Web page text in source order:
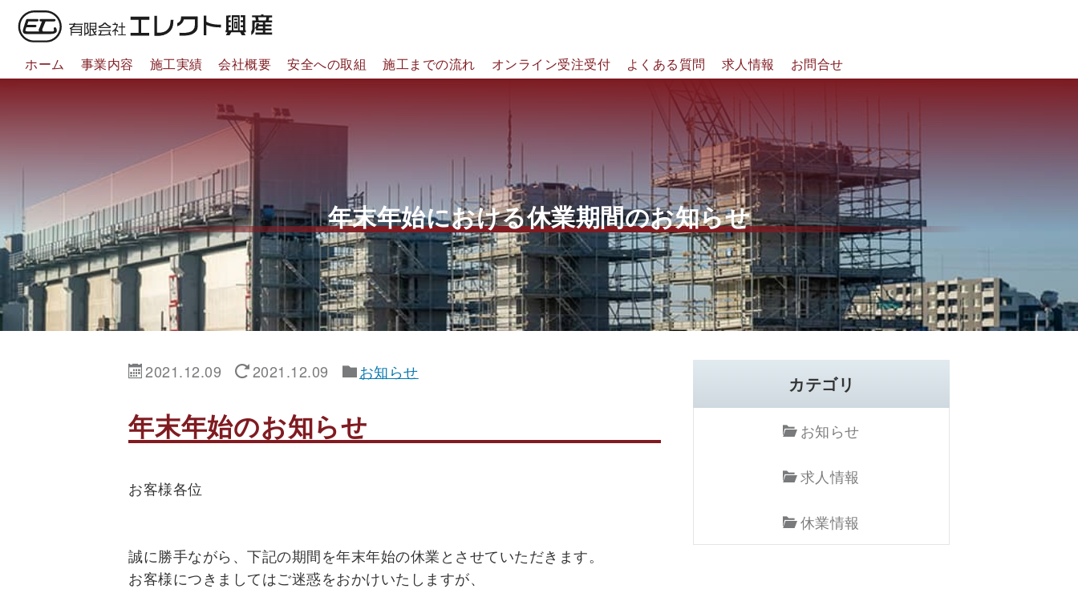
ホーム 事業内容 施工実績 会社概要 安全への取組 施工までの流れ オンライン受注受付 よくある質問 求人情報 お問合せ
年末年始における休業期間のお知らせ
2021.12.09 2021.12.09 お知らせ
年末年始のお知らせ
お客様各位
誠に勝手ながら、下記の期間を年末年始の休業とさせていただきます。
お客様につきましてはご迷惑をおかけいたしますが、
カテゴリ
お知らせ
求人情報
休業情報